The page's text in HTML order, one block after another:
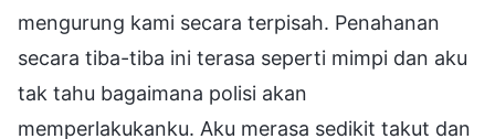
mengurung kami secara terpisah. Penahanan
secara tiba-tiba ini terasa seperti mimpi dan aku
tak tahu bagaimana polisi akan
memperlakukanku. Aku merasa sedikit takut dan